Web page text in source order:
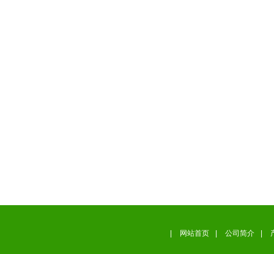
网站首页 公司简介